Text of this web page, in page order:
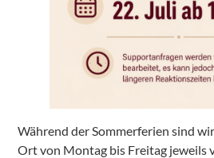
Während der Sommerferien sind
Ort von Montag bis Freitag jeweils